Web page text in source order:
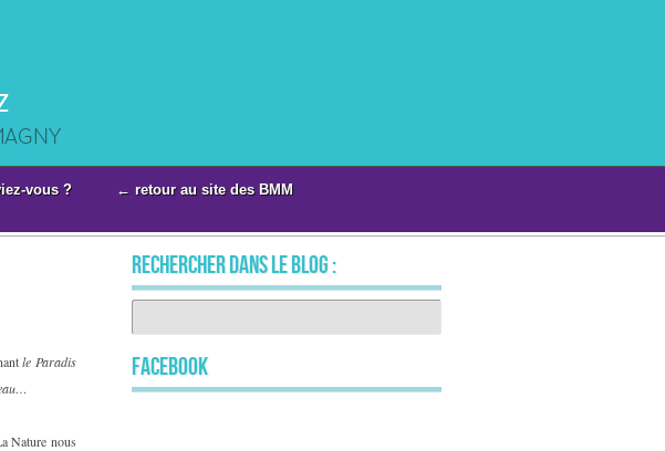
vous ? ← retour au site des BMM
le Paradis
Nature nous
rechercher dans le blog :
Facebook